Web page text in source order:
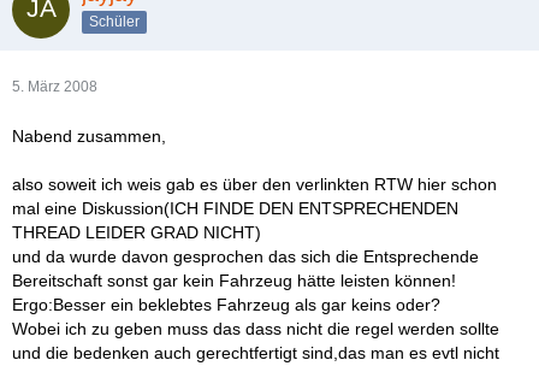
Schüler
5. März 2008
Nabend zusammen,
also soweit ich weis gab es über den verlinkten RTW hier schon
mal eine Diskussion(ICH FINDE DEN ENTSPRECHENDEN
THREAD LEIDER GRAD NICHT)
und da wurde davon gesprochen das sich die Entsprechende
Bereitschaft sonst gar kein Fahrzeug hätte leisten können!
Ergo:Besser ein beklebtes Fahrzeug als gar keins oder?
Wobei ich zu geben muss das dass nicht die regel werden sollte
und die bedenken auch gerechtfertigt sind,das man es evtl nicht